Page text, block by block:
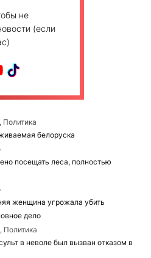
не
(если
белоруска
посещать леса, полностью
женщина угрожала убить
дело
Политика
в неволе был вызван отказом в